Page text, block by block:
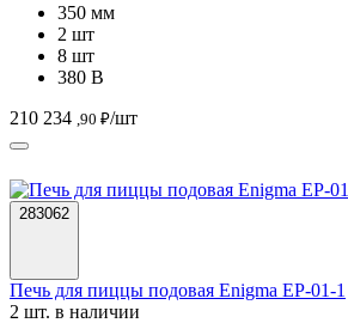
350 мм
2 шт
8 шт
380 В
210 234 ,90 ₽/шт
283062
Печь для пиццы подовая Enigma EP-01-1
2 шт. в наличии